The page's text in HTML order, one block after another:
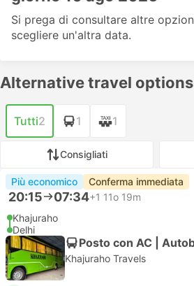
Si prega di consultare altre
scegliere un'altra data.
Alternative travel
Tutti2 1 1
Consigliati
Più economico Conferma immediata
20:15 07:34+1 11o 19m
Khajuraho
Delhi
Posto con AC |
Khajuraho Travels